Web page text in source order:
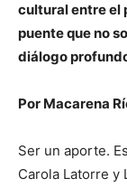
cultural entre el
puente que no
diálogo
Por Macarena
Ser un aporte.
Carola Latorre y